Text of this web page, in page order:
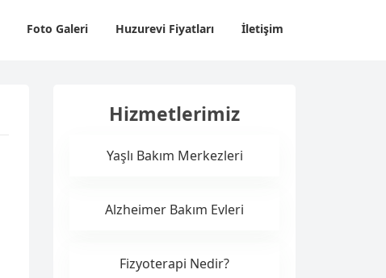
Foto Galeri Huzurevi Fiyatları İletişim
Hizmetlerimiz
Yaşlı Bakım Merkezleri
Alzheimer Bakım Evleri
Fizyoterapi Nedir?